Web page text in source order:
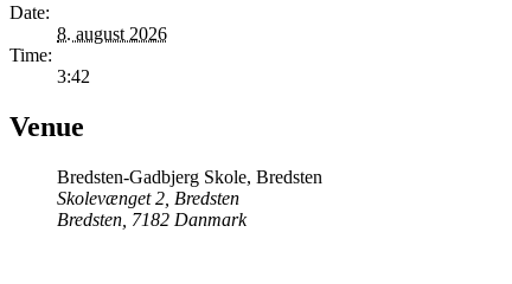
Date:
8. august 2026
Time:
3:42
Venue
Bredsten-Gadbjerg Skole, Bredsten
Skolevænget 2, Bredsten
Bredsten 7182 Danmark